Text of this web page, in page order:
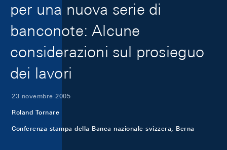
per una nuova serie di
banconote: Alcune
considerazioni sul prosieguo
dei lavori
23 novembre 2005
Roland Tornare
Conferenza stampa della Banca nazionale svizzera, Berna